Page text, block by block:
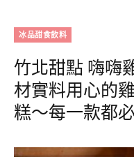
冰品甜食飲料
竹北甜點 嗨嗨
材實料用心的
糕～每一款都